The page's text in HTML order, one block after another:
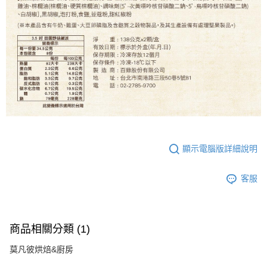
顯示電腦版詳細說明
客服
商品相關分類 (1)
莫凡彼烘焙&廚房